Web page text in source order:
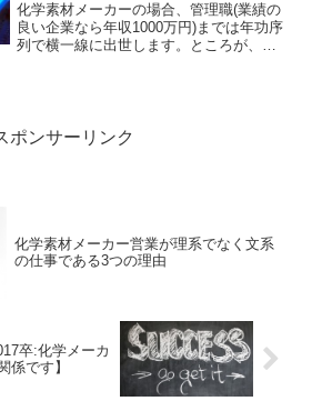
化学素材メーカーの場合、管理職(業績の
良い企業なら年収1000万円)までは年功序
列で横一線に出世します。ところが、そ
ポンサーリンク
化学素材メーカー営業が理系でなく文系
の仕事である3つの理由
卒:化学メーカ
係です】